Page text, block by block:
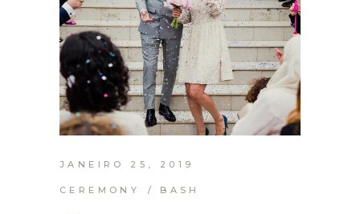
JANEIRO 25, 2019
CEREMONY BASH